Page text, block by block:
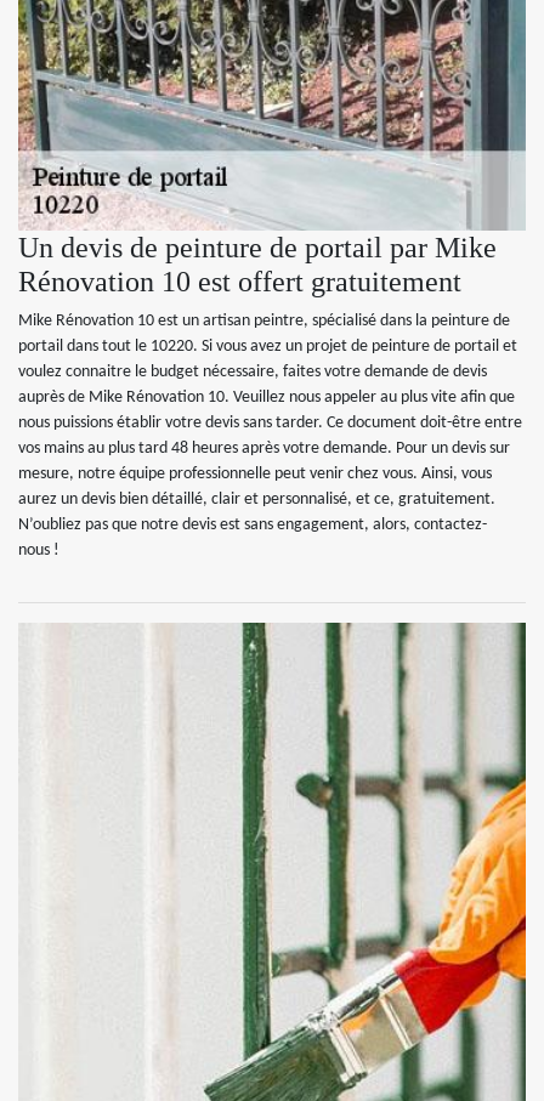
Un devis de peinture de portail par Mike
Rénovation 10 est offert gratuitement
Mike Rénovation 10 est un artisan peintre, spécialisé dans la peinture de
portail dans tout le 10220. Si vous avez un projet de peinture de portail et
voulez connaitre le budget nécessaire, faites votre demande de devis
auprès de Mike Rénovation 10. Veuillez nous appeler au plus vite afin que
nous puissions établir votre devis sans tarder. Ce document doit-être entre
vos mains au plus tard 48 heures après votre demande. Pour un devis sur
mesure, notre équipe professionnelle peut venir chez vous. Ainsi, vous
aurez un devis bien détaillé, clair et personnalisé, et ce, gratuitement.
N’oubliez pas que notre devis est sans engagement, alors, contactez-
nous !